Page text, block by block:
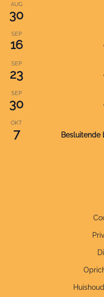
AUG
30
SEP
16
SEP
23
SEP
30
OKT
7 Besluitende